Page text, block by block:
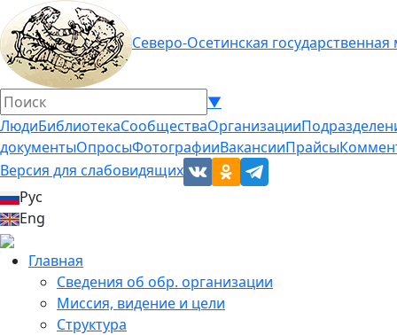
Северо-Осетинская
▼
ЛюдиБиблиотекаСообществаОрганизации
документыОпросыФотографииВакансииПрайсы
Версия для слабовидящих
Рус
Eng
Главная
Сведения об обр. организации
Миссия, видение и цели
Структура